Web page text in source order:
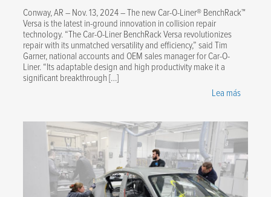
Conway, AR – Nov. 13, 2024 – The new Car-O-Liner® BenchRack™
Versa is the latest in-ground innovation in collision repair
technology. “The Car-O-Liner BenchRack Versa revolutionizes
repair with its unmatched versatility and efficiency,” said Tim
Garner, national accounts and OEM sales manager for Car-O-
Liner. “Its adaptable design and high productivity make it a
significant breakthrough […]
Lea más